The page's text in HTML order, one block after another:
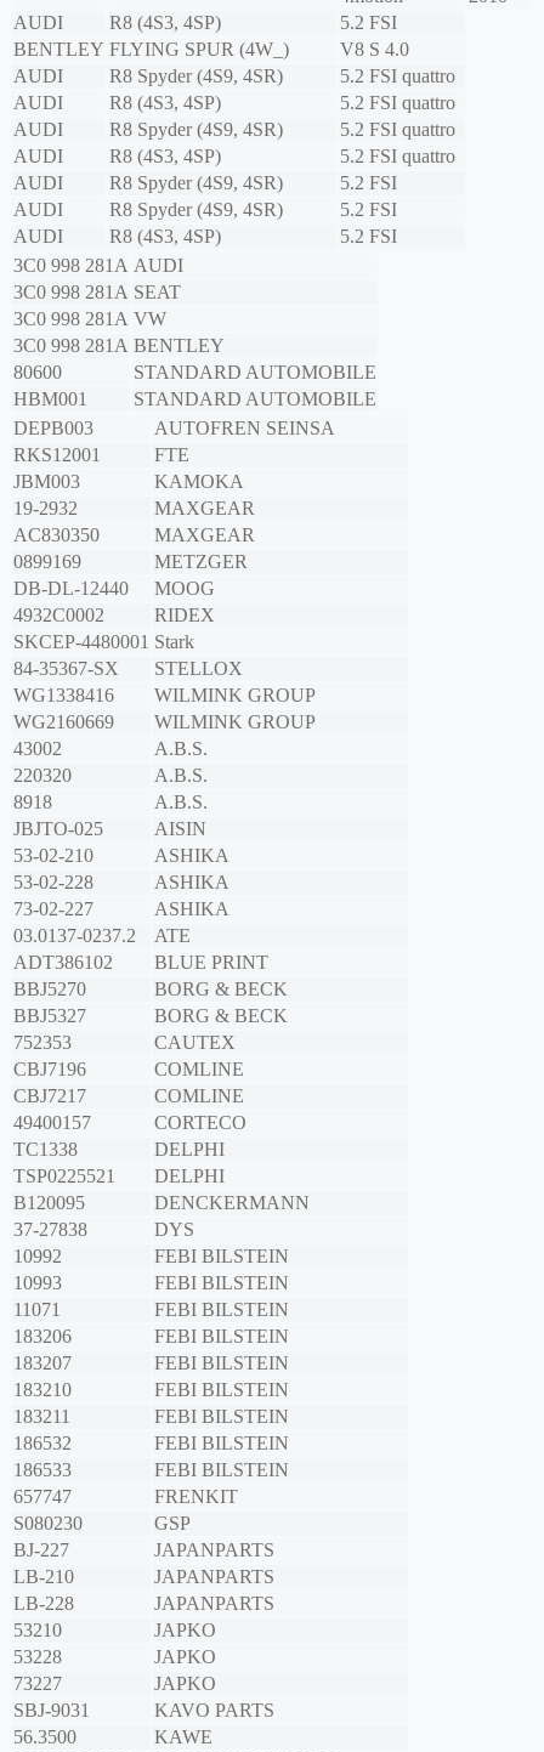
AUDI
R8 (4S3, 4SP)
5.2 FSI
BENTLEY FLYING SPUR (4W_)
V8 S 4.0
AUDI
R8 Spyder (4S9, 4SR)
5.2 FSI quattro
AUDI
R8 (4S3, 4SP)
5.2 FSI quattro
AUDI
R8 Spyder (4S9, 4SR)
5.2 FSI quattro
AUDI
R8 (4S3, 4SP)
5.2 FSI quattro
AUDI
R8 Spyder (4S9, 4SR)
5.2 FSI
AUDI
R8 Spyder (4S9, 4SR)
5.2 FSI
AUDI
R8 (4S3, 4SP)
5.2 FSI
3C0 998 281A AUDI
3C0 998 281A SEAT
3C0 998 281A VW
3C0 998 281A BENTLEY
80600
STANDARD AUTOMOBILE
HBM001
STANDARD AUTOMOBILE
DEPB003
AUTOFREN SEINSA
RKS12001
FTE
JBM003
KAMOKA
19-2932
MAXGEAR
AC830350
MAXGEAR
0899169
METZGER
DB-DL-12440
MOOG
4932C0002
RIDEX
SKCEP-4480001 Stark
84-35367-SX
STELLOX
WG1338416
WILMINK GROUP
WG2160669
WILMINK GROUP
43002
A.B.S.
220320
A.B.S.
8918
A.B.S.
JBJTO-025
AISIN
53-02-210
ASHIKA
53-02-228
ASHIKA
73-02-227
ASHIKA
03.0137-0237.2
ATE
ADT386102
BLUE PRINT
BBJ5270
BORG & BECK
BBJ5327
BORG & BECK
752353
CAUTEX
CBJ7196
COMLINE
CBJ7217
COMLINE
49400157
CORTECO
TC1338
DELPHI
TSP0225521
DELPHI
B120095
DENCKERMANN
37-27838
DYS
10992
FEBI BILSTEIN
10993
FEBI BILSTEIN
11071
FEBI BILSTEIN
183206
FEBI BILSTEIN
183207
FEBI BILSTEIN
183210
FEBI BILSTEIN
183211
FEBI BILSTEIN
186532
FEBI BILSTEIN
186533
FEBI BILSTEIN
657747
FRENKIT
S080230
GSP
BJ-227
JAPANPARTS
LB-210
JAPANPARTS
LB-228
JAPANPARTS
53210
JAPKO
53228
JAPKO
73227
JAPKO
SBJ-9031
KAVO PARTS
56.3500
KAWE